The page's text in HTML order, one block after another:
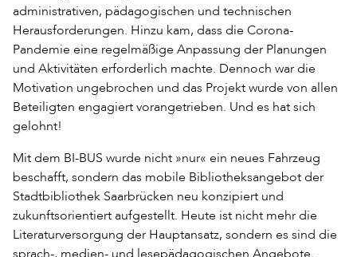
administrativen, pädagogischen und technischen
Herausforderungen. Hinzu kam, dass die Corona-
Pandemie eine regelmäßige Anpassung der Planungen
und Aktivitäten erforderlich machte. Dennoch war die
Motivation ungebrochen und das Projekt wurde von allen
Beteiligten engagiert vorangetrieben. Und es hat sich
gelohnt!
Mit dem BI-BUS wurde nicht »nur« ein neues Fahrzeug
beschafft, sondern das mobile Bibliotheksangebot der
Stadtbibliothek Saarbrücken neu konzipiert und
zukunftsorientiert aufgestellt. Heute ist nicht mehr die
Literaturversorgung der Hauptansatz, sondern es sind die
sprach-, medien- und lesepädagogischen Angebote.